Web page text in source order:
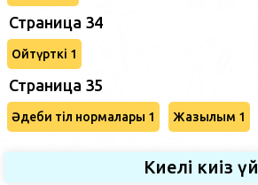
Страница 34
Ойтүрткі 1
Страница 35
Әдеби тіл нормалары 1 Жазылым 1
Киелі киіз үй